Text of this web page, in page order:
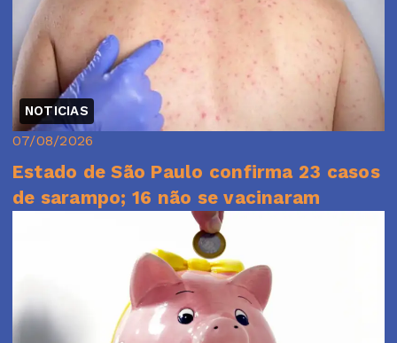
NOTICIAS
07/08/2026
Estado de São Paulo confirma 23 casos
de sarampo; 16 não se vacinaram